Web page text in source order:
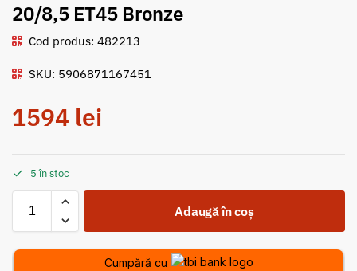
20/8,5 ET45 Bronze
Cod produs: 482213
SKU: 5906871167451
1594 lei
5 în stoc
Adaugă în coș
Cumpără cu